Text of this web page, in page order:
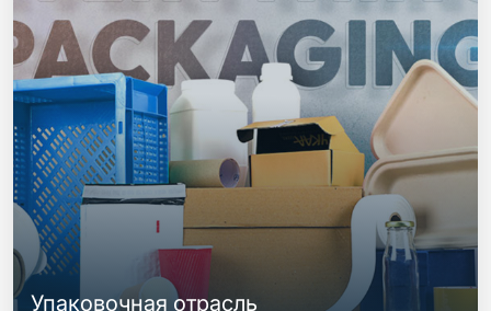
Упаковочная отрасль